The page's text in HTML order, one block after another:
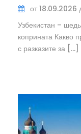
от 18.09.2026
Узбекистан –
коприната Какво
с разказите за […]